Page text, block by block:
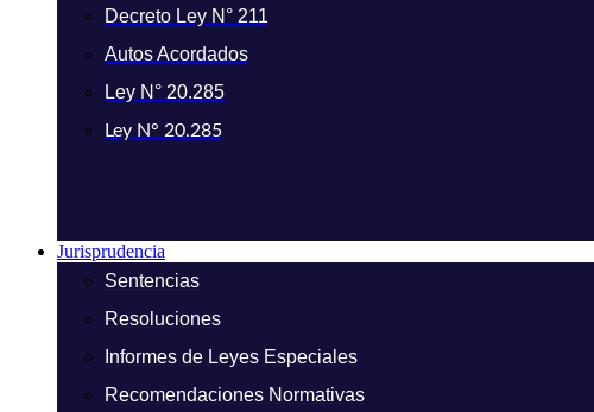
Decreto Ley N° 211
Autos Acordados
Ley N° 20.285
Ley N° 20.285
Jurisprudencia
Sentencias
Resoluciones
Informes de Leyes Especiales
Recomendaciones Normativas